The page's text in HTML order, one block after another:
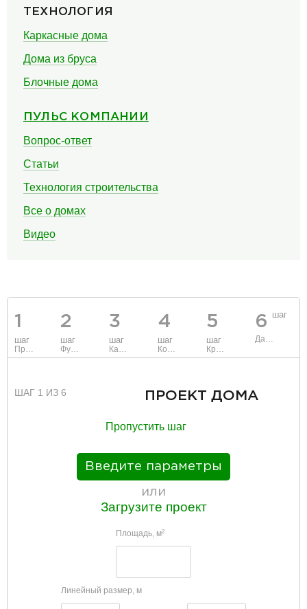
ТЕХНОЛОГИЯ
Каркасные дома
Дома из бруса
Блочные дома
ПУЛЬС КОМПАНИИ
Вопрос-ответ
Статьи
Технология строительства
Все о домах
Видео
1
шаг
Проект
2
шаг
Фундамент
3
шаг
Каркас и стены
4
шаг
Коммуникации
5
шаг
Крыша
6 шаг
Данные
ШАГ 1 ИЗ 6 ПРОЕКТ ДОМА
Пропустить шаг
Введите параметры
или
Загрузите проект
Площадь, м2
Линейный размер, м